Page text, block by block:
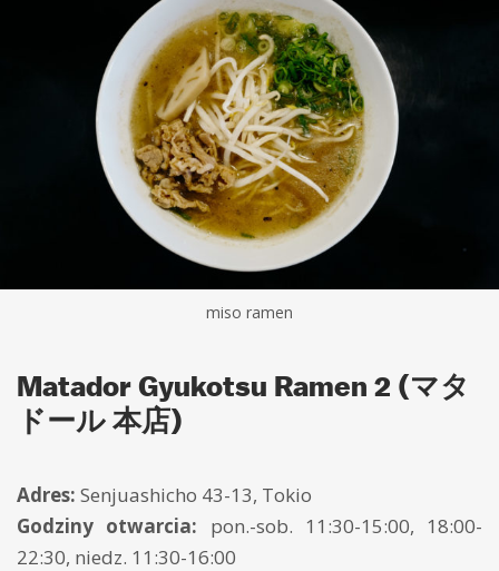
miso ramen
Matador Gyukotsu Ramen 2 (マタ
ドール 本店)
Adres: Senjuashicho 43-13, Tokio
Godziny otwarcia: pon.-sob. 11:30-15:00, 18:00-
22:30, niedz. 11:30-16:00